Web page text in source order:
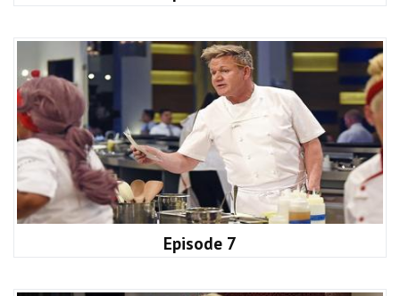
Episode 7